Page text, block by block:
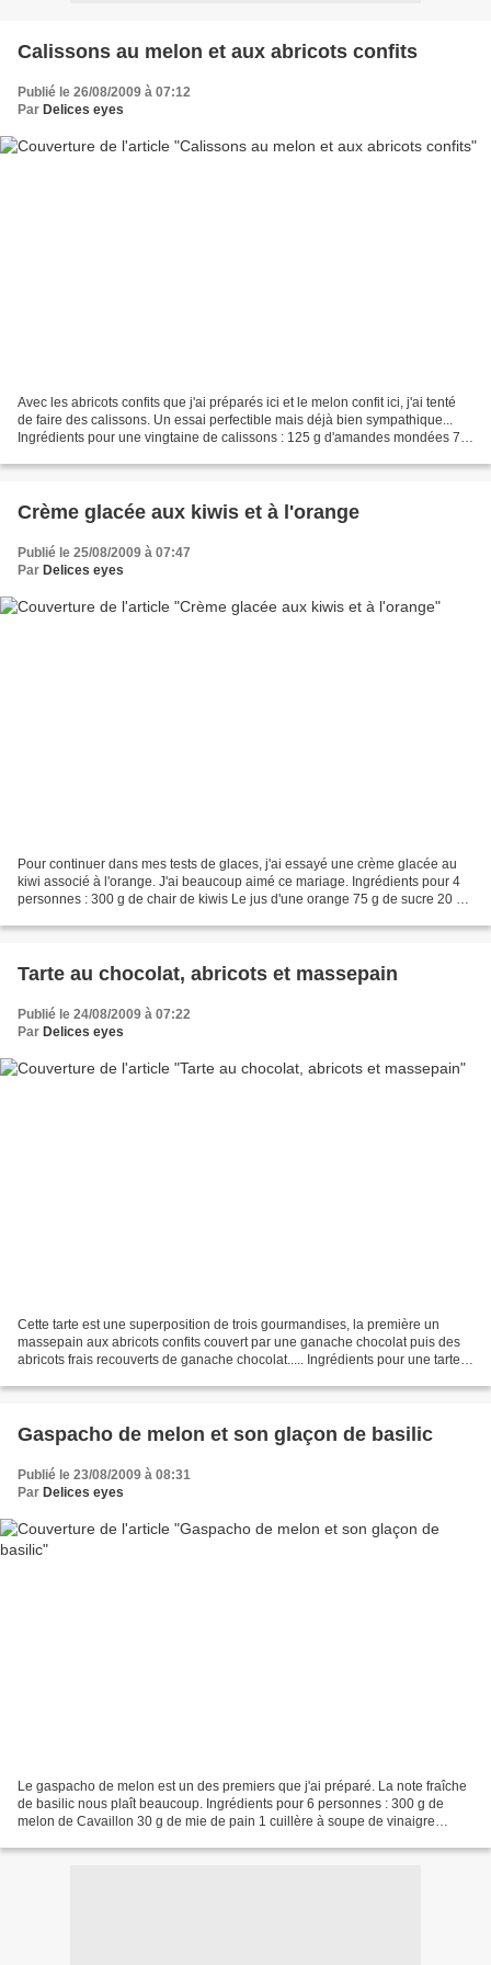
Calissons au melon et aux abricots confits
Publié le 26/08/2009 à 07:12
Par Delices eyes
Avec les abricots confits que j'ai préparés ici et le melon confit ici, j'ai tenté
de faire des calissons. Un essai perfectible mais déjà bien sympathique...
Ingrédients pour une vingtaine de calissons : 125 g d'amandes mondées 75
Crème glacée aux kiwis et à l'orange
Publié le 25/08/2009 à 07:47
Par Delices eyes
Pour continuer dans mes tests de glaces, j'ai essayé une crème glacée au
kiwi associé à l'orange. J'ai beaucoup aimé ce mariage. Ingrédients pour 4
personnes : 300 g de chair de kiwis Le jus d'une orange 75 g de sucre 20 cl
Tarte au chocolat, abricots et massepain
Publié le 24/08/2009 à 07:22
Par Delices eyes
Cette tarte est une superposition de trois gourmandises, la première un
massepain aux abricots confits couvert par une ganache chocolat puis des
abricots frais recouverts de ganache chocolat..... Ingrédients pour une tarte
Gaspacho de melon et son glaçon de basilic
Publié le 23/08/2009 à 08:31
Par Delices eyes
Le gaspacho de melon est un des premiers que j'ai préparé. La note fraîche
de basilic nous plaît beaucoup. Ingrédients pour 6 personnes : 300 g de
melon de Cavaillon 30 g de mie de pain 1 cuillère à soupe de vinaigre